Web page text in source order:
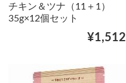
チキン＆ツナ（11＋1）
35g×12個セット
¥1,512